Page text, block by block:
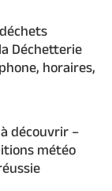
Déchetterie
horaires,
découvrir –
météo